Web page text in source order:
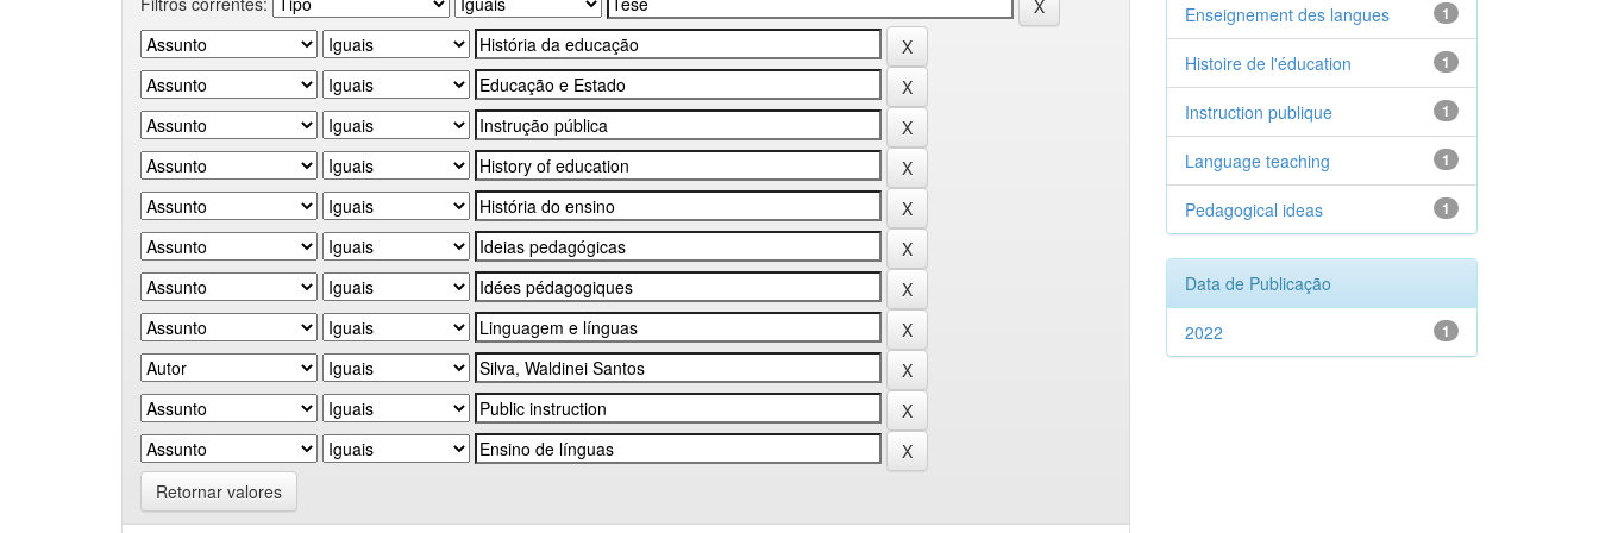
Retornar valores
1
Enseignement des langues
1
Histoire de l'éducation
1
Instruction publique
1
Language teaching
1
Pedagogical ideas
Data de Publicação
1
2022